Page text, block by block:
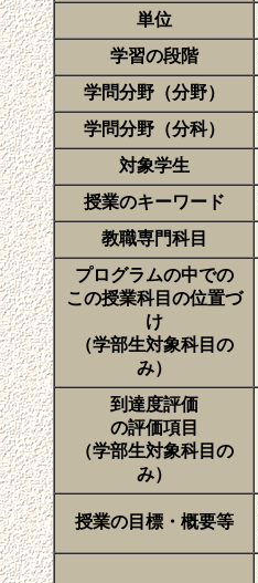
単位
学習の段階
学問分野（分野）
学問分野（分科）
対象学生
授業のキーワード
教職専門科目
プログラムの中での
この授業科目の位置づ
け
（学部生対象科目の
み）
到達度評価
の評価項目
（学部生対象科目の
み）
授業の目標・概要等